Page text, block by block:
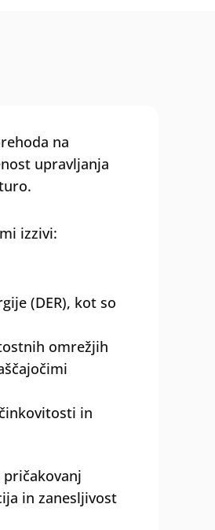
na
upravljanja
izzivi:
(DER), kot so
omrežjih
in
in zanesljivost